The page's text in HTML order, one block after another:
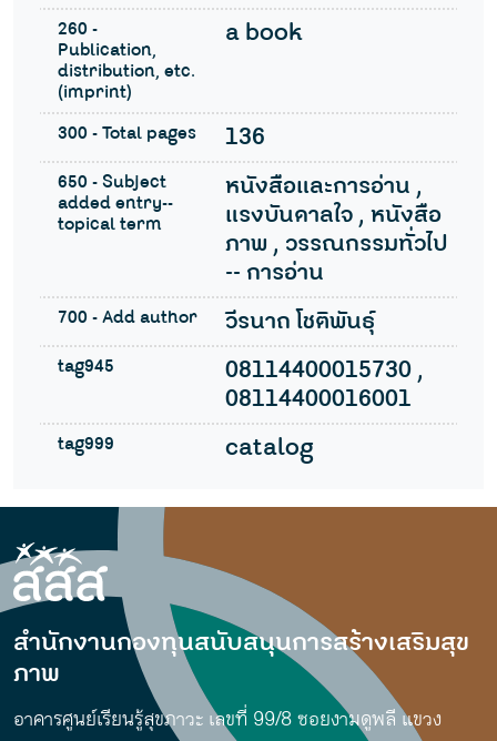
260 -
Publication,
distribution, etc.
(imprint)
a book
300 - Total pages 136
650 - Subject
added entry--
topical term
หนังสือและการอ่าน ,
แรงบันดาลใจ , หนังสือ
ภาพ , วรรณกรรมทั่วไป
-- การอ่าน
700 - Add author วีรนาถ โชติพันธุ์
tag945
08114400015730 ,
08114400016001
tag999 catalog
สำนักงานกองทุนสนับสนุนการสร้างเสริมสุข
ภาพ
อาคารศูนย์เรียนรู้สุขภาวะ เลขที่ 99/8 ซอยงามดูพลี แขวง